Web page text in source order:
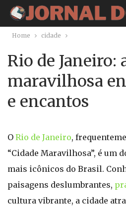
Home cidade
Rio de Janeiro:
maravilhosa
e encantos
O Rio de Janeiro,
“Cidade Maravilhosa”, é um
mais icônicos do Brasil.
paisagens deslumbrantes,
cultura vibrante, a cidade